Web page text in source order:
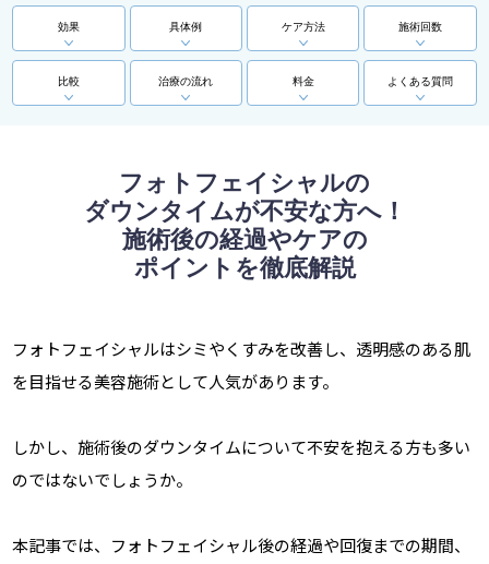
効果 具体例 ケア方法 施術回数
比較 治療の流れ 料金 よくある質問
フォトフェイシャルの
ダウンタイムが不安な方へ！
施術後の経過やケアの
ポイントを徹底解説
フォトフェイシャルはシミやくすみを改善し、透明感のある肌
を目指せる美容施術として人気があります。
しかし、施術後のダウンタイムについて不安を抱える方も多い
のではないでしょうか。
本記事では、フォトフェイシャル後の経過や回復までの期間、